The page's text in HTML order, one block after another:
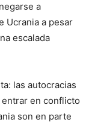
a
Ucrania a pesar
escalada
las autocracias
en conflicto
son en parte